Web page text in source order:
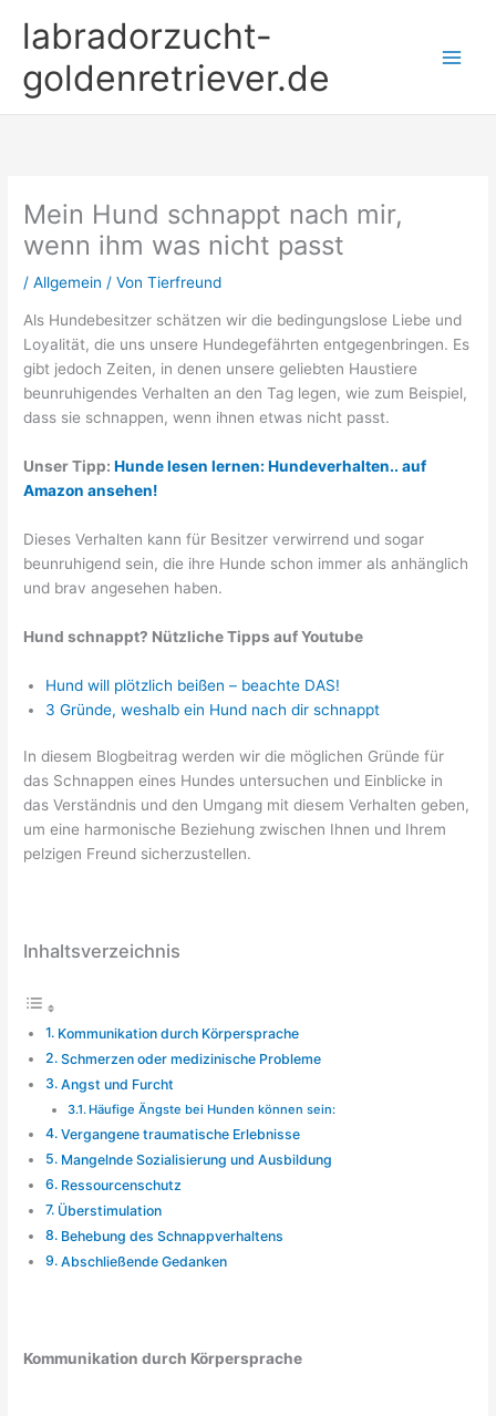
Inhaltlabradorzucht-
goldenretriever.de
Mein Hund schnappt nach mir,
wenn ihm was nicht passt
/Allgemein / VonTierfreund
Als Hundebesitzer schätzen wir die bedingungslose Liebe und
Loyalität, die uns unsere Hundegefährten entgegenbringen. Es
gibt jedoch Zeiten, in denen unsere geliebten Haustiere
beunruhigendes Verhalten an den Tag legen, wie zum Beispiel,
dass sie schnappen, wenn ihnen etwas nicht passt.
Unser Tipp:Hunde lesen lernen: Hundeverhalten.. auf
Amazon ansehen!
Dieses Verhalten kann für Besitzer verwirrend und sogar
beunruhigend sein, die ihre Hunde schon immer als anhänglich
und brav angesehen haben.
Hund schnappt? Nützliche Tipps auf Youtube
Hund will plötzlich beißen – beachte DAS!
3 Gründe, weshalb ein Hund nach dir schnappt
In diesem Blogbeitrag werden wir die möglichen Gründe für
das Schnappen eines Hundes untersuchen und Einblicke in
das Verständnis und den Umgang mit diesem Verhalten geben,
um eine harmonische Beziehung zwischen Ihnen und Ihrem
pelzigen Freund sicherzustellen.
Inhaltsverzeichnis
Kommunikation durch Körpersprache
Schmerzen oder medizinische Probleme
Angst und Furcht
Häufige Ängste bei Hunden können sein:
Vergangene traumatische Erlebnisse
Mangelnde Sozialisierung und Ausbildung
Ressourcenschutz
Überstimulation
Behebung des Schnappverhaltens
Abschließende Gedanken
Kommunikation durch Körpersprache